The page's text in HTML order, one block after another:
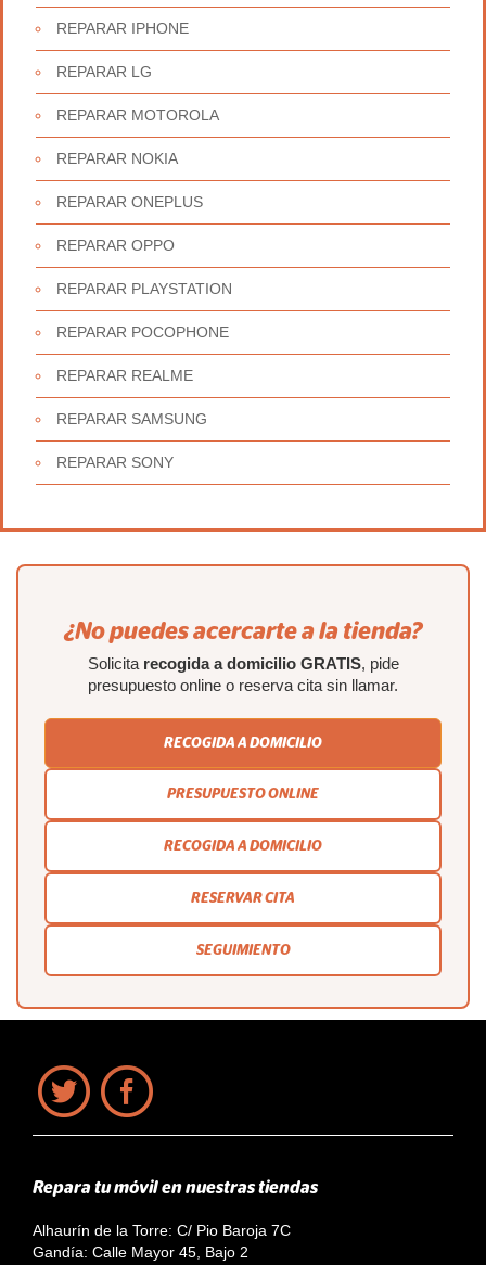
REPARAR IPHONE
REPARAR LG
REPARAR MOTOROLA
REPARAR NOKIA
REPARAR ONEPLUS
REPARAR OPPO
REPARAR PLAYSTATION
REPARAR POCOPHONE
REPARAR REALME
REPARAR SAMSUNG
REPARAR SONY
¿No puedes acercarte a la tienda?
Solicita recogida a domicilio GRATIS, pide
presupuesto online o reserva cita sin llamar.
RECOGIDA A DOMICILIO
PRESUPUESTO ONLINE
RECOGIDA A DOMICILIO
RESERVAR CITA
SEGUIMIENTO
Repara tu móvil en nuestras tiendas
Alhaurín de la Torre: C/ Pio Baroja 7C
Gandía: Calle Mayor 45, Bajo 2